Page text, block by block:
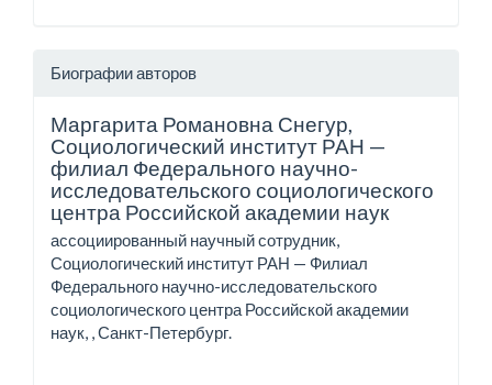
Биографии авторов
Маргарита Романовна Снегур,
Социологический институт РАН —
филиал Федерального научно-
исследовательского социологического
центра Российской академии наук
ассоциированный научный сотрудник,
Социологический институт РАН — Филиал
Федерального научно-исследовательского
социологического центра Российской академии
наук, , Санкт-Петербург.